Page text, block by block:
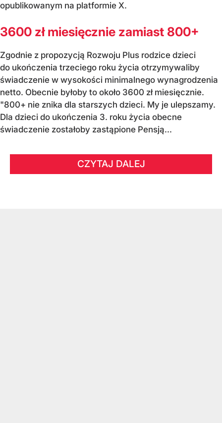
opublikowanym na platformie X.
3600 zł miesięcznie zamiast 800+
Zgodnie z propozycją Rozwoju Plus rodzice dzieci
do ukończenia trzeciego roku życia otrzymywaliby
świadczenie w wysokości minimalnego wynagrodzenia
netto. Obecnie byłoby to około 3600 zł miesięcznie.
"800+ nie znika dla starszych dzieci. My je ulepszamy.
Dla dzieci do ukończenia 3. roku życia obecne
świadczenie zostałoby zastąpione Pensją...
CZYTAJ DALEJ